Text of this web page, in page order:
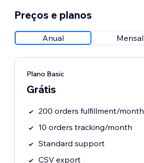
Preços e planos
Anual Mensal
Plano Basic
Grátis
200 orders fulfillment/month
10 orders tracking/month
Standard support
CSV export